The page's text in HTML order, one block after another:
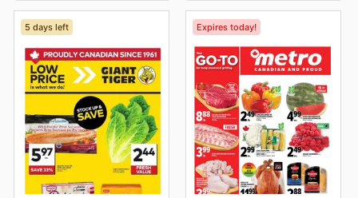
5 days left Expires today!